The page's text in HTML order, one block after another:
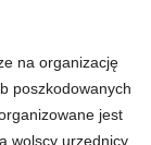
na organizację
poszkodowanych
jest
wolscy urzędnicy.